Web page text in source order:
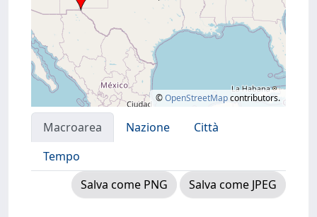
©OpenStreetMapcontributors.
Macroarea Nazione
Città
Tempo
Salva come PNG
Salva come JPEG